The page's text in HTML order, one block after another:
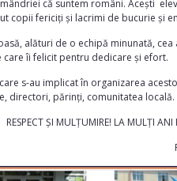
că suntem români. Acești
copii fericiți și lacrimi de bucurie și
alături de o echipă minunată,
îi felicit pentru dedicare și efort.
s-au implicat în organizarea
directori, părinți, comunitatea locală.
RESPECT ȘI MULȚUMIRE! LA MULȚI